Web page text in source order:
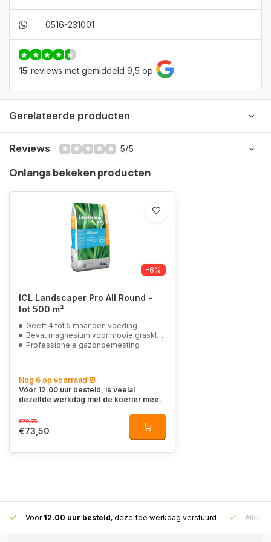
0516-231001
15 reviews met gemiddeld 9,5 op
Gerelateerde producten
Reviews 5/5
Onlangs bekeken producten
-8%
ICL Landscaper Pro All Round -
tot 500 m²
Geeft 4 tot 5 maanden voeding
Bevat magnesium voor mooie graskleur
Professionele gazonbemesting
Nog 6 op voorraad ⏰
Vóór 12.00 uur besteld, is veelal
dezelfde werkdag met de koerier mee.
€79,75
€73,50
Voor 12.00 uur besteld, dezelfde werkdag verstuurd Alleen